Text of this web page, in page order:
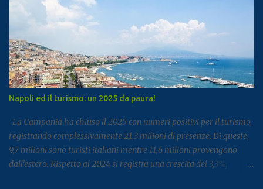
Napoli ed il turismo: un 2025 da paura!
La Campania ha chiuso il 2025 con numeri positivi per il turismo,
registrando complessivamente 21,3 milioni di presenze. Di queste,
9,7 milioni sono turisti italiani mentre 11,6 milioni provengono
dall’estero. Rispetto al 2024 si registra una crescita del 3,3%,